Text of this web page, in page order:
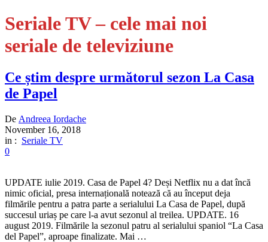
Seriale TV – cele mai noi
seriale de televiziune
Ce știm despre următorul sezon La Casa
de Papel
De Andreea Iordache
November 16, 2018
in : Seriale TV
0
UPDATE iulie 2019. Casa de Papel 4? Deși Netflix nu a dat încă
nimic oficial, presa internațională notează că au început deja
filmările pentru a patra parte a serialului La Casa de Papel, după
succesul uriaș pe care l-a avut sezonul al treilea. UPDATE. 16
august 2019. Filmările la sezonul patru al serialului spaniol “La Casa
del Papel”, aproape finalizate. Mai …